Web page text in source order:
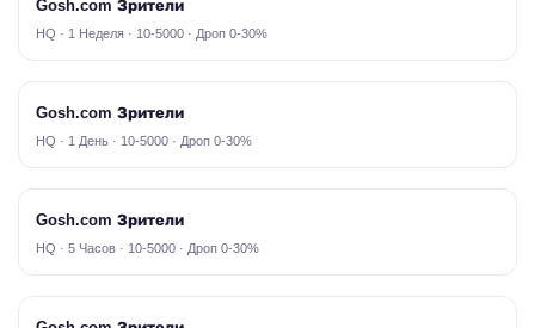
Gosh.com Зрители
HQ · 1 Неделя · 10-5000 · Дроп 0-30%
Gosh.com Зрители
HQ · 1 День · 10-5000 · Дроп 0-30%
Gosh.com Зрители
HQ · 5 Часов · 10-5000 · Дроп 0-30%